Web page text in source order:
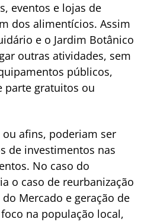
eventos e lojas de
dos alimentícios. Assim
e o Jardim Botânico
outras atividades, sem
públicos,
parte gratuitos ou
ou afins, poderiam ser
de investimentos nas
No caso do
o caso de reurbanização
Mercado e geração de
na população local,